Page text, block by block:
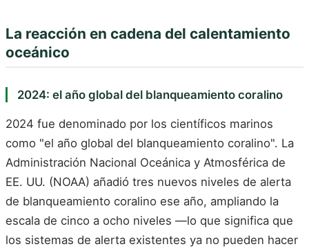
La reacción en cadena del calentamiento
oceánico
2024: el año global del blanqueamiento coralino
2024 fue denominado por los científicos marinos
como "el año global del blanqueamiento coralino". La
Administración Nacional Oceánica y Atmosférica de
EE. UU. (NOAA) añadió tres nuevos niveles de alerta
de blanqueamiento coralino ese año, ampliando la
escala de cinco a ocho niveles —lo que significa que
los sistemas de alerta existentes ya no pueden hacer